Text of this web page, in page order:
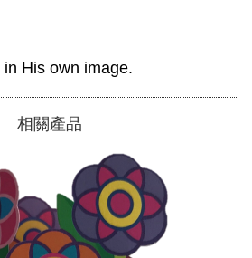
His own image.
相關產品